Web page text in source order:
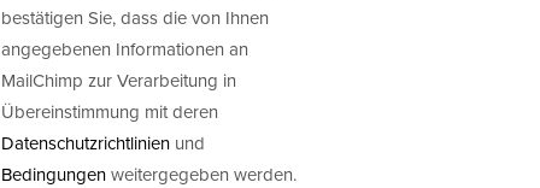
bestätigen Sie, dass die von Ihnen
angegebenen Informationen an
MailChimp zur Verarbeitung in
Übereinstimmung mit deren
Datenschutzrichtlinien und
Bedingungenweitergegeben werden.